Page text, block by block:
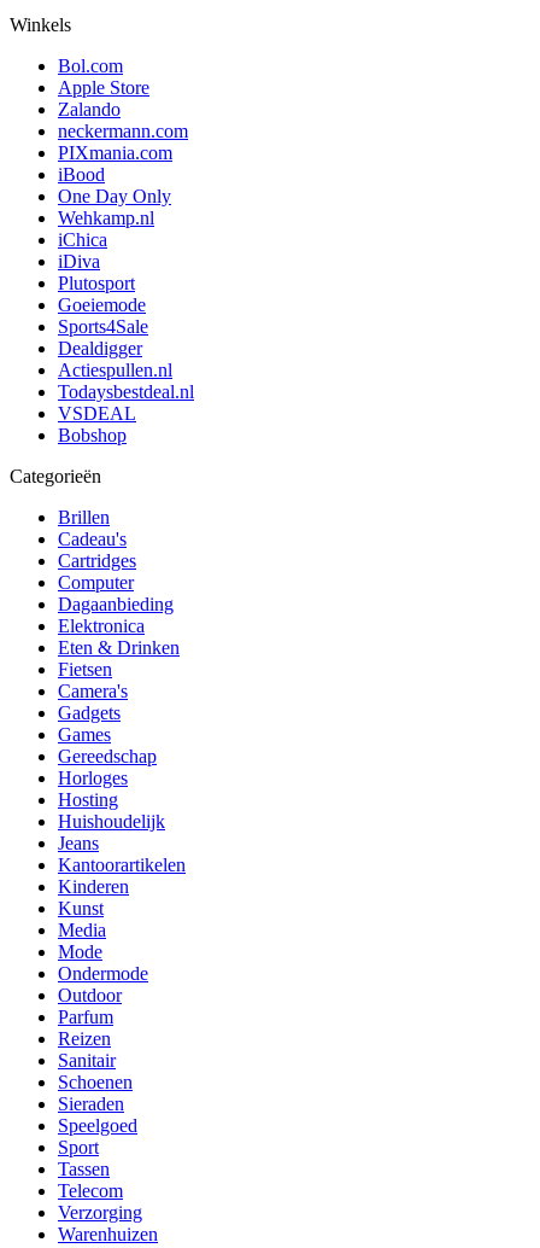
Winkels
Bol.com
Apple Store
Zalando
neckermann.com
PIXmania.com
iBood
One Day Only
Wehkamp.nl
iChica
iDiva
Plutosport
Goeiemode
Sports4Sale
Dealdigger
Actiespullen.nl
Todaysbestdeal.nl
VSDEAL
Bobshop
Categorieën
Brillen
Cadeau's
Cartridges
Computer
Dagaanbieding
Elektronica
Eten & Drinken
Fietsen
Camera's
Gadgets
Games
Gereedschap
Horloges
Hosting
Huishoudelijk
Jeans
Kantoorartikelen
Kinderen
Kunst
Media
Mode
Ondermode
Outdoor
Parfum
Reizen
Sanitair
Schoenen
Sieraden
Speelgoed
Sport
Tassen
Telecom
Verzorging
Warenhuizen